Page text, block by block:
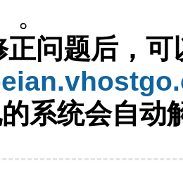
正问题后，可
系统会自动